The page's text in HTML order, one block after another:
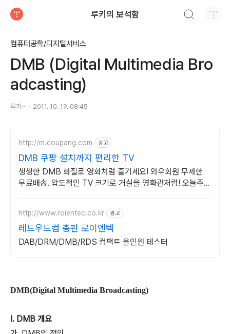
루키의 보석함
컴퓨터공학/디지털서비스
DMB (Digital Multimedia Bro
adcasting)
루키~ 2011. 10. 19. 08:45
http://m.coupang.com 광고
DMB 쿠팡 설치까지 편리한 TV
생생한 DMB 화질로 영화처럼 즐기세요! 와우회원 무제한
무료배송. 압도적인 TV 크기로 거실을 영화관처럼! 오늘주문
http://www.roientec.co.kr 광고
레드우드컴 총판 로이엔텍
DAB/DRM/DMB/RDS 컴팩트 올인원 테스터
DMB(Digital Multimedia Broadcasting)
I. DMB 개요